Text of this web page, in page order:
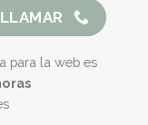
LLAMAR
para la web es